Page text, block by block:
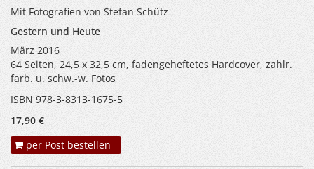
Mit Fotografien von Stefan Schütz
Gestern und Heute
März 2016
64 Seiten, 24,5 x 32,5 cm, fadengeheftetes Hardcover, zahlr.
farb. u. schw.-w. Fotos
ISBN 978-3-8313-1675-5
17,90 €
per Post bestellen